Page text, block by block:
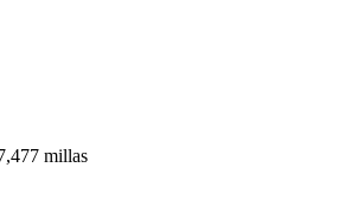
millas